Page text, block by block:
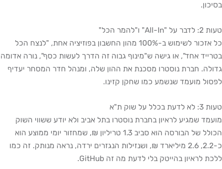
בסיכון.
טעות 2: לדבר על "All-In" ו"להמר הכל"
כל אזכור לשימוש ב-100% מהון החשבון בפוזיציה אחת, "לנצח הכל
בטרייד אחד", או גישה ש"מינוף גבוה זה הדרך לעשות כסף", נורה אדומה
גדולה. חברת נוסטרו מסכנת את ההון שלה, ומנהל חדר המסחר יעדיף
לפסול מועמד שנשמע כמו שחקן קזינו.
טעות 3: לא לדעת בכלל על שוק ת"א
מועמד שמגיע לראיון בחברת נוסטרו בתל אביב ולא יודע ששווי השוק
הכולל של הבורסה הוא סביב 1.3 טריליון ₪, שמחזור יומי ממוצע הוא
כ-2.2, 2.6 מיליארד ₪, ושנזילות הנגזרים ירדה, נראה מנותק. זה כמו
ללכת לראיון בהייטק בלי לדעת מה זה GitHub.